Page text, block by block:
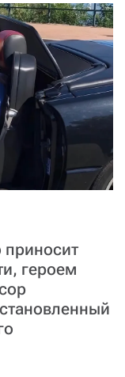
приносит
героем
РФ
или